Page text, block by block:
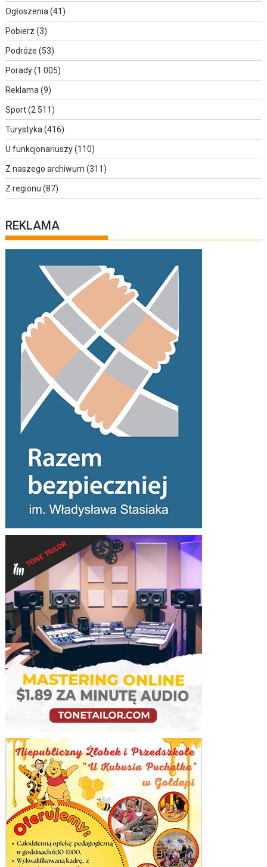
Ogłoszenia (41)
Pobierz (3)
Podróże (53)
Porady(1 005)
Reklama (9)
Sport(2 511)
Turystyka (416)
U funkcjonariuszy(110)
Z naszego archiwum (311)
Z regionu (87)
REKLAMA